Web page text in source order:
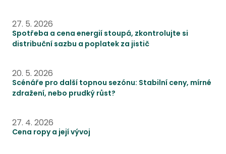
Spotřeba a cena energií stoupá, zkontrolujte si
27. 5. 2026
Spotřeba a cena energií stoupá, zkontrolujte si
distribuční sazbu a poplatek za jistič
Scénáře pro další topnou sezónu: Stabilní ceny,
20. 5. 2026
Scénáře pro další topnou sezónu: Stabilní ceny, mírné
zdražení, nebo prudký růst?
Cena ropy a její vývoj
27. 4. 2026
Cena ropy a její vývoj